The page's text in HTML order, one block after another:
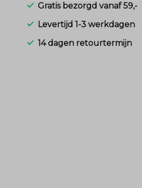
Gratis bezorgd vanaf 59,-
Levertijd 1-3 werkdagen
14 dagen retourtermijn